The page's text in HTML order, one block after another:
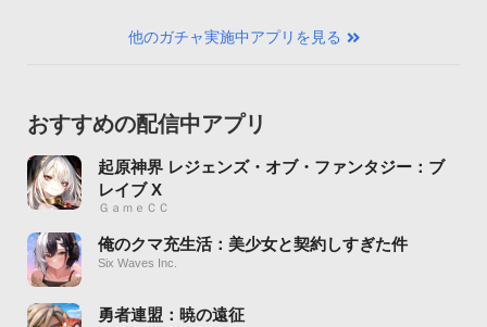
他のガチャ実施中アプリを見る
おすすめの配信中アプリ
起原神界 レジェンズ・オブ・ファンタジー：ブ
レイブ X
ＧａｍｅＣＣ
俺のクマ充生活：美少女と契約しすぎた件
Six Waves Inc.
勇者連盟：暁の遠征